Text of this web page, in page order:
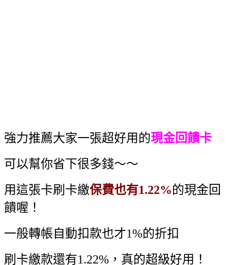
強力推薦大家一張超好用的現金回饋卡
可以幫你省下很多錢～～
用這張卡刷卡繳保費也有1.22%的現金回
饋喔！
一般轉帳自動扣款也才1%的折扣
刷卡繳款還有1.22%，真的超級好用！